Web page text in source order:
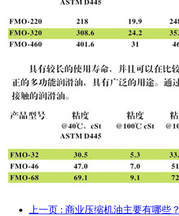
上一页 : 商业压缩机油主要有哪些？